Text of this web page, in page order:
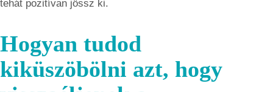
tehát pozitívan jössz ki.
Hogyan tudod
kiküszöbölni azt, hogy